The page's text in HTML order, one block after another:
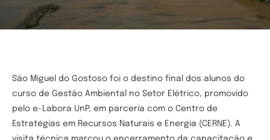
São Miguel do Gostoso foi o destino final dos alunos do
curso de Gestão Ambiental no Setor Elétrico, promovido
pelo e-Labora UnP, em parceria com o Centro de
Estratégias em Recursos Naturais e Energia (CERNE). A